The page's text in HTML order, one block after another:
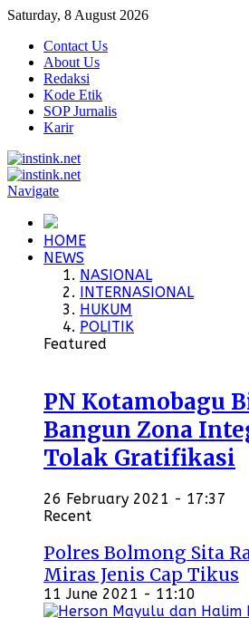
Saturday, 8 August 2026
Contact Us
About Us
Redaksi
Kode Etik
SOP Jurnalis
Karir
Navigate
HOME
NEWS
NASIONAL
INTERNASIONAL
HUKUM
POLITIK
Featured
PN Kotamobagu
Bangun Zona
Tolak Gratifikasi
26 February 2021 - 17:37
Recent
Polres Bolmong Sita
Miras Jenis Cap Tikus
11 June 2021 - 11:10